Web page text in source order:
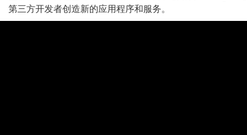
第三方开发者创造新的应用程序和服务。